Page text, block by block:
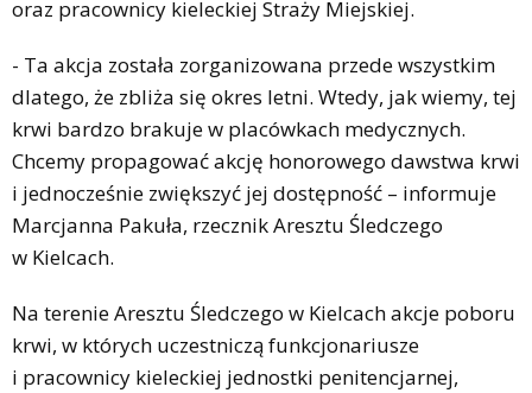
oraz pracownicy kieleckiej Straży Miejskiej.
- Ta akcja została zorganizowana przede wszystkim
dlatego, że zbliża się okres letni. Wtedy, jak wiemy, tej
krwi bardzo brakuje w placówkach medycznych.
Chcemy propagować akcję honorowego dawstwa krwi
i jednocześnie zwiększyć jej dostępność – informuje
Marcjanna Pakuła, rzecznik Aresztu Śledczego
w Kielcach.
Na terenie Aresztu Śledczego w Kielcach akcje poboru
krwi, w których uczestniczą funkcjonariusze
i pracownicy kieleckiej jednostki penitencjarnej,